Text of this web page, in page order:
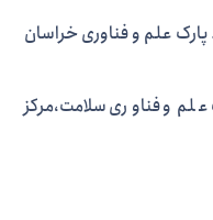
پارک علم و فناوری خراسان
و فناوری سلامت،مرکز